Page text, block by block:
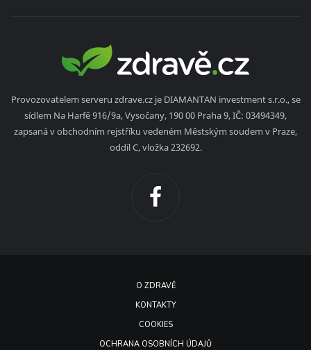
Provozovatelem serveru zdrave.cz je DIAMANTAN investment s.r.o., se
sídlem Na Harfě 916/9a, Vysočany, 190 00 Praha 9, IČ: 03494349,
zapsaná v obchodním rejstříku vedeném Městským soudem v Praze,
oddíl C, vložka 232692.
O ZDRAVĚ
KONTAKTY
COOKIES
OCHRANA OSOBNÍCH ÚDAJŮ